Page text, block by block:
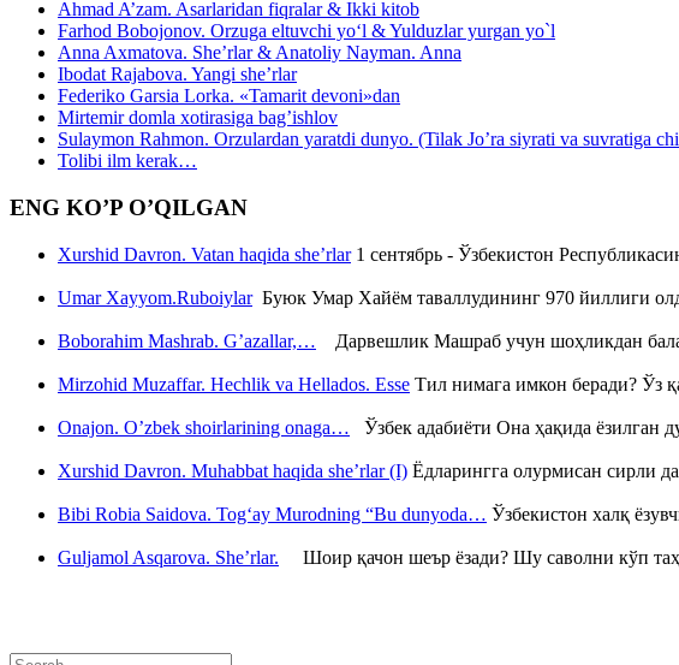
Ahmad A’zam. Asarlaridan fiqralar & Ikki kitob
Farhod Bobojonov. Orzuga eltuvchi yo‘l & Yulduzlar yurgan yo`l
Anna Axmatova. She’rlar & Anatoliy Nayman. Anna
Ibodat Rajabova. Yangi she’rlar
Federiko Garsia Lorka. «Tamarit devoni»dan
Mirtemir domla xotirasiga bag’ishlov
Sulaymon Rahmon. Orzulardan yaratdi dunyo. (Tilak Jo’ra siyrati va suvratiga
Tolibi ilm kerak…
ENG KO’P O’QILGAN
Xurshid Davron. Vatan haqida she’rlar1 сентябрь - Ўзбекистон
Umar Xayyom.RuboiylarБуюк Умар Хайём таваллудининг 970 йиллиги
Boborahim Mashrab. G’azallar,… Дарвешлик Машраб учун шоҳликдан
Mirzohid Muzaffar. Hechlik va Hellados. Esse Тил нимага имкон беради? Ўз
Onajon. O’zbek shoirlarining onaga… Ўзбек адабиёти Она ҳақида ёзилган
Xurshid Davron. Muhabbat haqida she’rlar (I) Ёдларингга олурмисан сирли
Bibi Robia Saidova. Tog‘ay Murodning “Bu dunyoda… Ўзбекистон халқ
Guljamol Asqarova. She’rlar. Шоир қачон шеър ёзади? Шу саволни кўп